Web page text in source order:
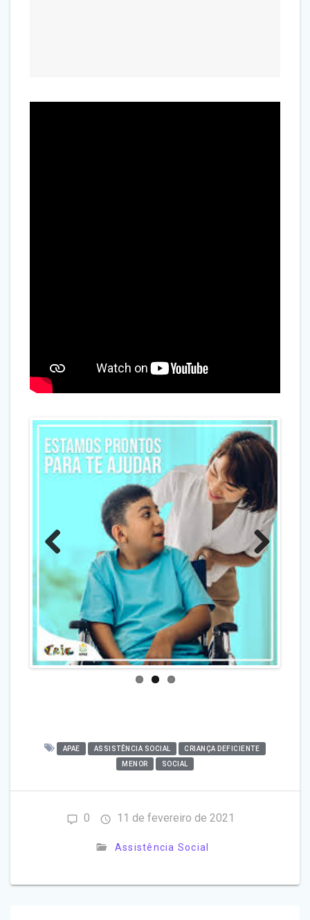
Previo
us
Next
APAE ASSISTÊNCIA SOCIAL
CRIANÇA DEFICIENTE
MENOR
SOCIAL
0 11 de fevereiro de 2021
Assistência Social